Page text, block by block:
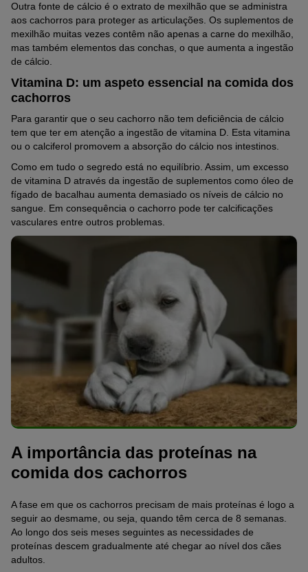
Outra fonte de cálcio é o extrato de mexilhão que se administra
aos cachorros para proteger as articulações. Os suplementos de
mexilhão muitas vezes contêm não apenas a carne do mexilhão,
mas também elementos das conchas, o que aumenta a ingestão
de cálcio.
Vitamina D: um aspeto essencial na comida dos
cachorros
Para garantir que o seu cachorro não tem deficiência de cálcio
tem que ter em atenção a ingestão de vitamina D. Esta vitamina
ou o calciferol promovem a absorção do cálcio nos intestinos.
Como em tudo o segredo está no equilíbrio. Assim, um excesso
de vitamina D através da ingestão de suplementos como óleo de
fígado de bacalhau aumenta demasiado os níveis de cálcio no
sangue. Em consequência o cachorro pode ter calcificações
vasculares entre outros problemas.
A importância das proteínas na
comida dos cachorros
A fase em que os cachorros precisam de mais proteínas é logo a
seguir ao desmame, ou seja, quando têm cerca de 8 semanas.
Ao longo dos seis meses seguintes as necessidades de
proteínas descem gradualmente até chegar ao nível dos cães
adultos.